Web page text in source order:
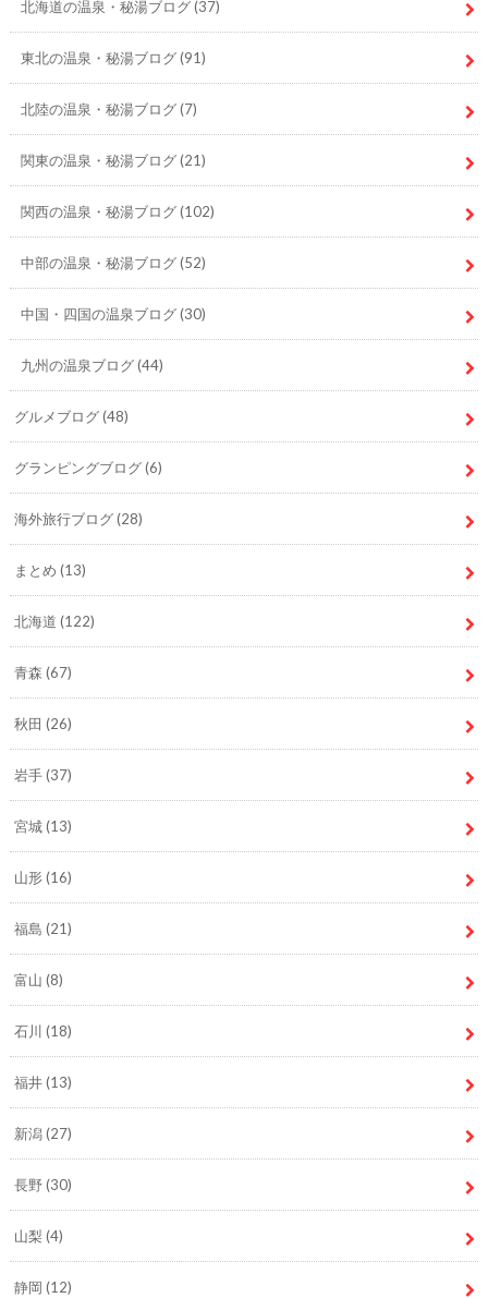
北海道の温泉・秘湯ブログ(37)
東北の温泉・秘湯ブログ(91)
北陸の温泉・秘湯ブログ(7)
関東の温泉・秘湯ブログ(21)
関西の温泉・秘湯ブログ(102)
中部の温泉・秘湯ブログ(52)
中国・四国の温泉ブログ(30)
九州の温泉ブログ(44)
グルメブログ(48)
グランピングブログ(6)
海外旅行ブログ(28)
まとめ (13)
北海道 (122)
青森 (67)
秋田 (26)
岩手(37)
宮城(13)
山形(16)
福島 (21)
富山 (8)
石川 (18)
福井(13)
新潟(27)
長野(30)
山梨 (4)
静岡 (12)